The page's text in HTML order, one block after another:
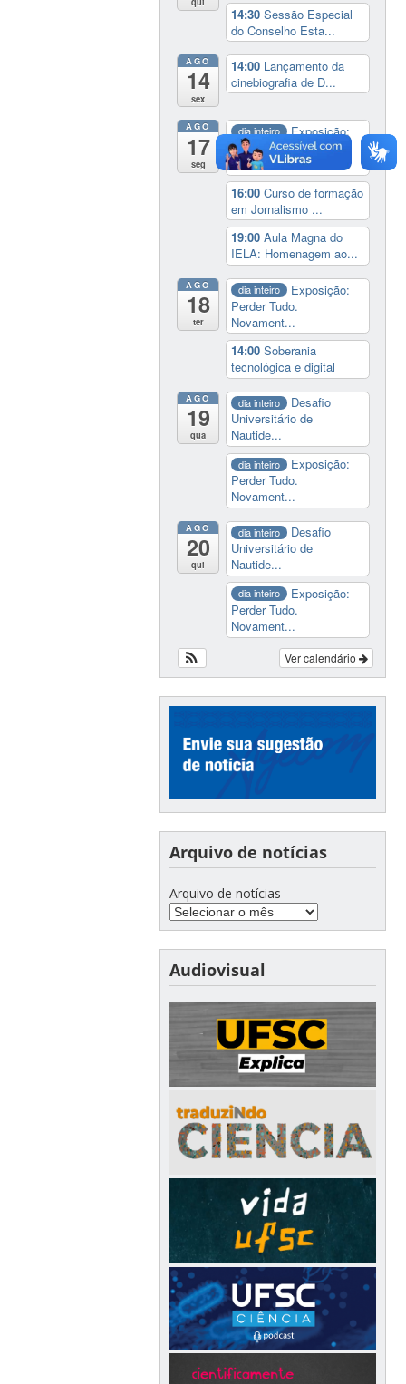
14:30Sessão Especial
do Conselho Esta...
AGO
14
sex
14:00 Lançamento da
cinebiografia de D...
AGO
17
seg
dia inteiro
Exposição:
Perder Tudo.
Novament...
16:00Curso de formação
em Jornalismo ...
19:00Aula Magna do
IELA: Homenagem ao...
AGO
18
ter
dia inteiro
Exposição:
Perder Tudo.
Novament...
14:00Soberania
tecnológica e digital
AGO
19
qua
dia inteiro
Desafio
Universitário de
Nautide...
dia inteiro
Exposição:
Perder Tudo.
Novament...
AGO
20
qui
dia inteiro
Desafio
Universitário de
Nautide...
dia inteiro
Exposição:
Perder Tudo.
Novament...
Ver calendário
Arquivo de notícias
Arquivo de notícias
Audiovisual